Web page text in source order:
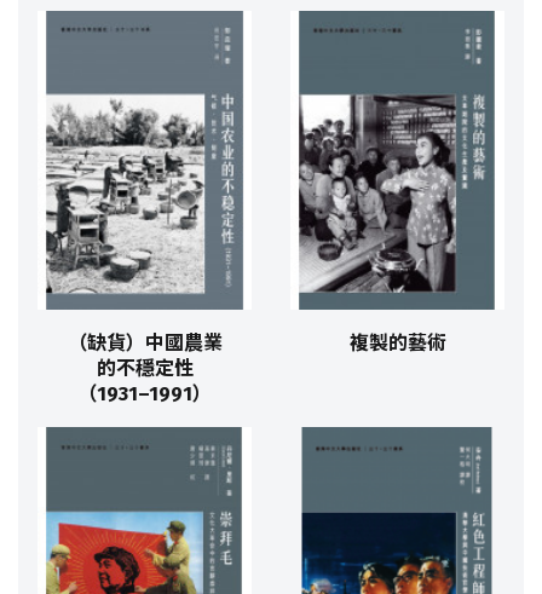
（缺貨）中國農業
的不穩定性
（1931–1991）
複製的藝術